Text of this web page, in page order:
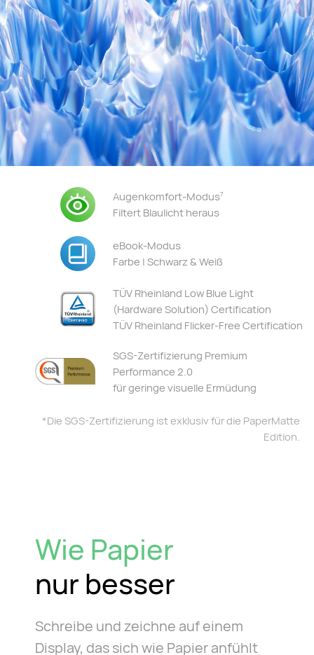
Augenkomfort-Modus7
Filtert Blaulicht heraus
eBook-Modus
Farbe | Schwarz & Weiß
TÜV Rheinland Low Blue Light
(Hardware Solution) Certification
TÜV Rheinland Flicker-Free Certification
SGS-Zertifizierung Premium
Performance 2.0
für geringe visuelle Ermüdung
*Die SGS-Zertifizierung ist exklusiv für die PaperMatte
Edition.
Wie Papier
nur besser
Schreibe und zeichne auf einem
Display, das sich wie Papier anfühlt